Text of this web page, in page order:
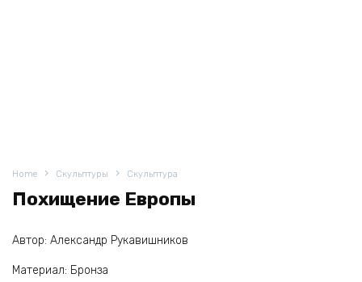
Home Скульптуры Скульптура
Похищение Европы
Автор: Александр Рукавишников
Материал: Бронза